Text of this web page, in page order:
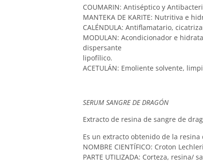
COUMARIN: Antiséptico y
MANTEKA DE KARITE: Nutritiva e
CALÉNDULA: Antiflamatario,
MODULAN: Acondicionador e
dispersante
lipofílico.
ACETULÁN: Emoliente solvente,
SERUM SANGRE DE DRAGÓN
Extracto de resina de sangre de
Es un extracto obtenido de la
NOMBRE CIENTÍFICO: Croton
PARTE UTILIZADA: Corteza, resina/